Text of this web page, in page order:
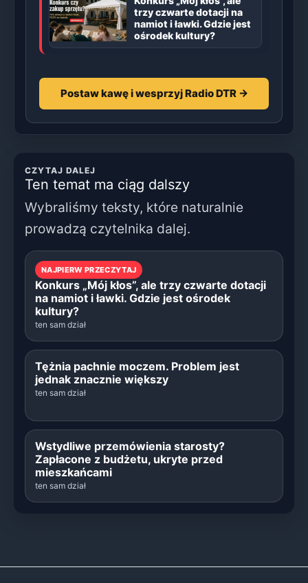
trzy czwarte dotacji na
namiot i ławki. Gdzie jest
ośrodek kultury?
Postaw kawę i wesprzyj Radio DTR →
CZYTAJ DALEJ
Ten temat ma ciąg dalszy
Wybraliśmy teksty, które naturalnie
prowadzą czytelnika dalej.
NAJPIERW PRZECZYTAJ
Konkurs „Mój kłos”, ale trzy czwarte dotacji
na namiot i ławki. Gdzie jest ośrodek
kultury?
ten sam dział
Tężnia pachnie moczem. Problem jest
jednak znacznie większy
ten sam dział
Wstydliwe przemówienia starosty?
Zapłacone z budżetu, ukryte przed
mieszkańcami
ten sam dział